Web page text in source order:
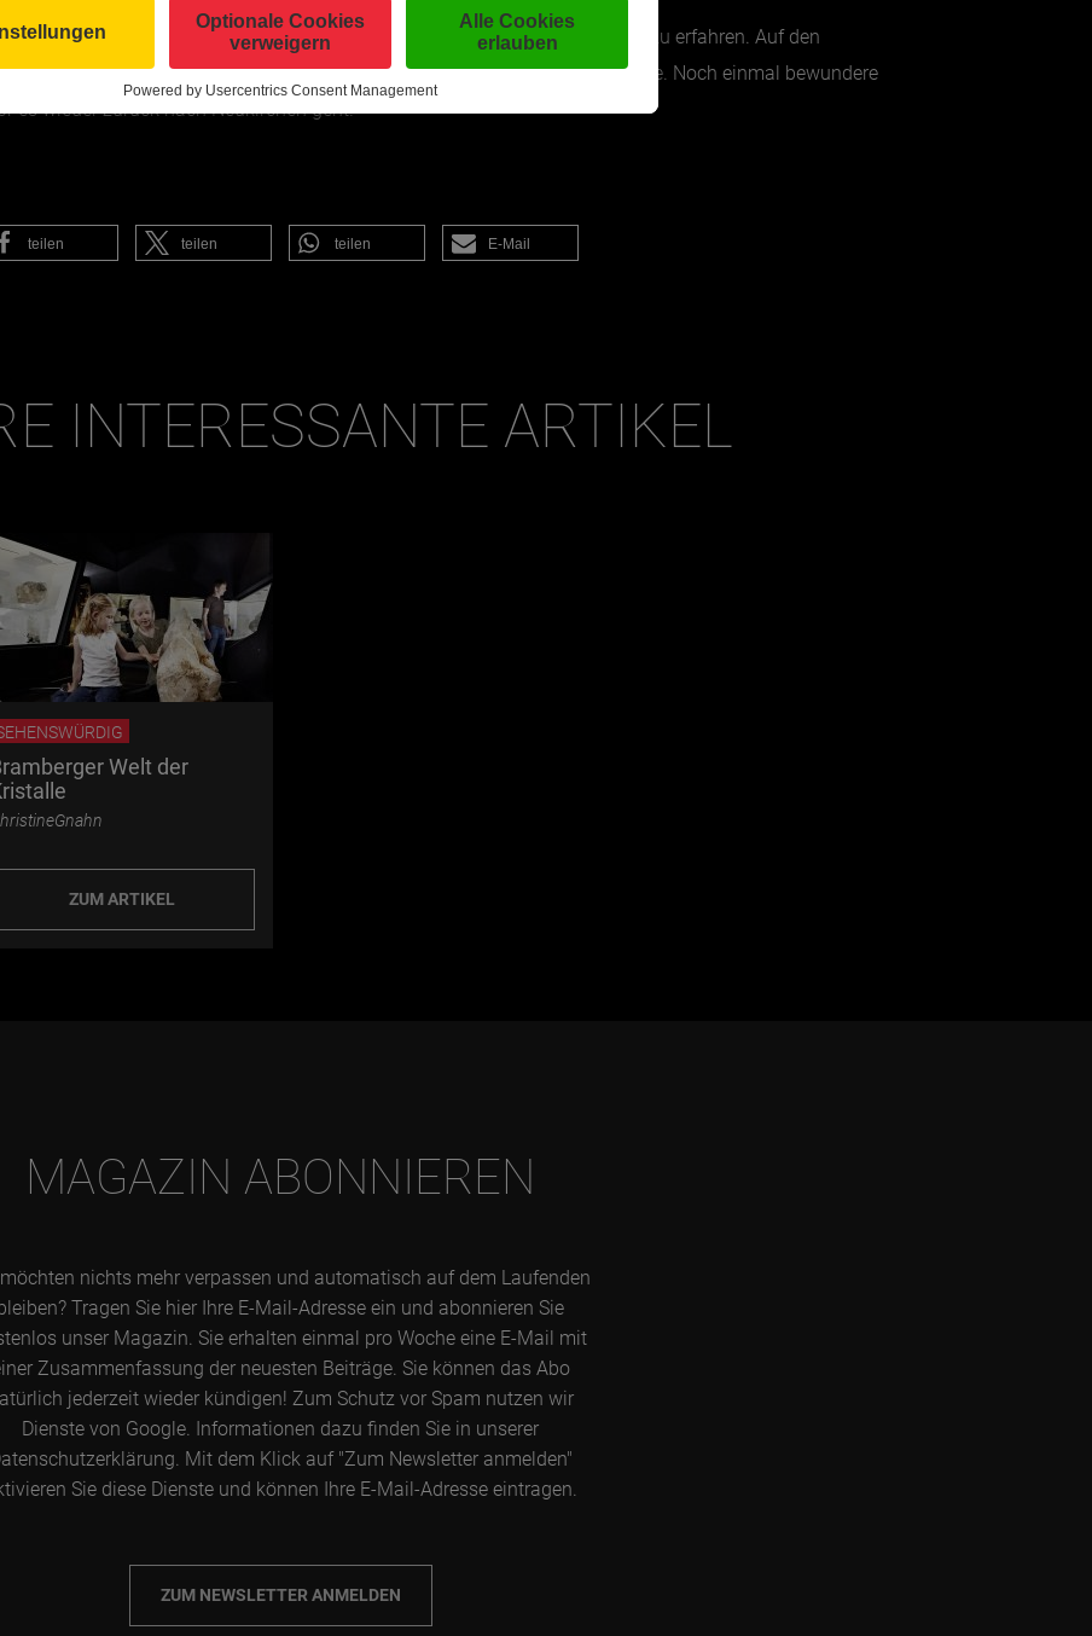
um den See mehr über die hier heimischen Vögel und Wasserbewohner zu erfahren. Auf den
zur Fauna und Flora des Landschaftsschutzgebiets rund um den Blausee. Noch einmal bewundere
es wieder zurück nach Neukirchen geht.
teilen teilen teilen E-Mail
INTERESSANTE ARTIKEL
Welt der
ZUM ARTIKEL
MAGAZIN ABONNIEREN
nichts mehr verpassen und automatisch auf dem Laufenden
bleiben? Tragen Sie hier Ihre E-Mail-Adresse ein und abonnieren Sie
unser Magazin. Sie erhalten einmal pro Woche eine E-Mail mit
Zusammenfassung der neuesten Beiträge. Sie können das Abo
jederzeit wieder kündigen! Zum Schutz vor Spam nutzen wir
Dienste von Google. Informationen dazu finden Sie in unserer
Mit dem Klick auf "Zum Newsletter anmelden"
Sie diese Dienste und können Ihre E-Mail-Adresse eintragen.
ZUM NEWSLETTER ANMELDEN